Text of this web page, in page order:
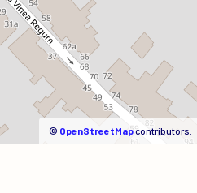
© OpenStreetMapcontributors.